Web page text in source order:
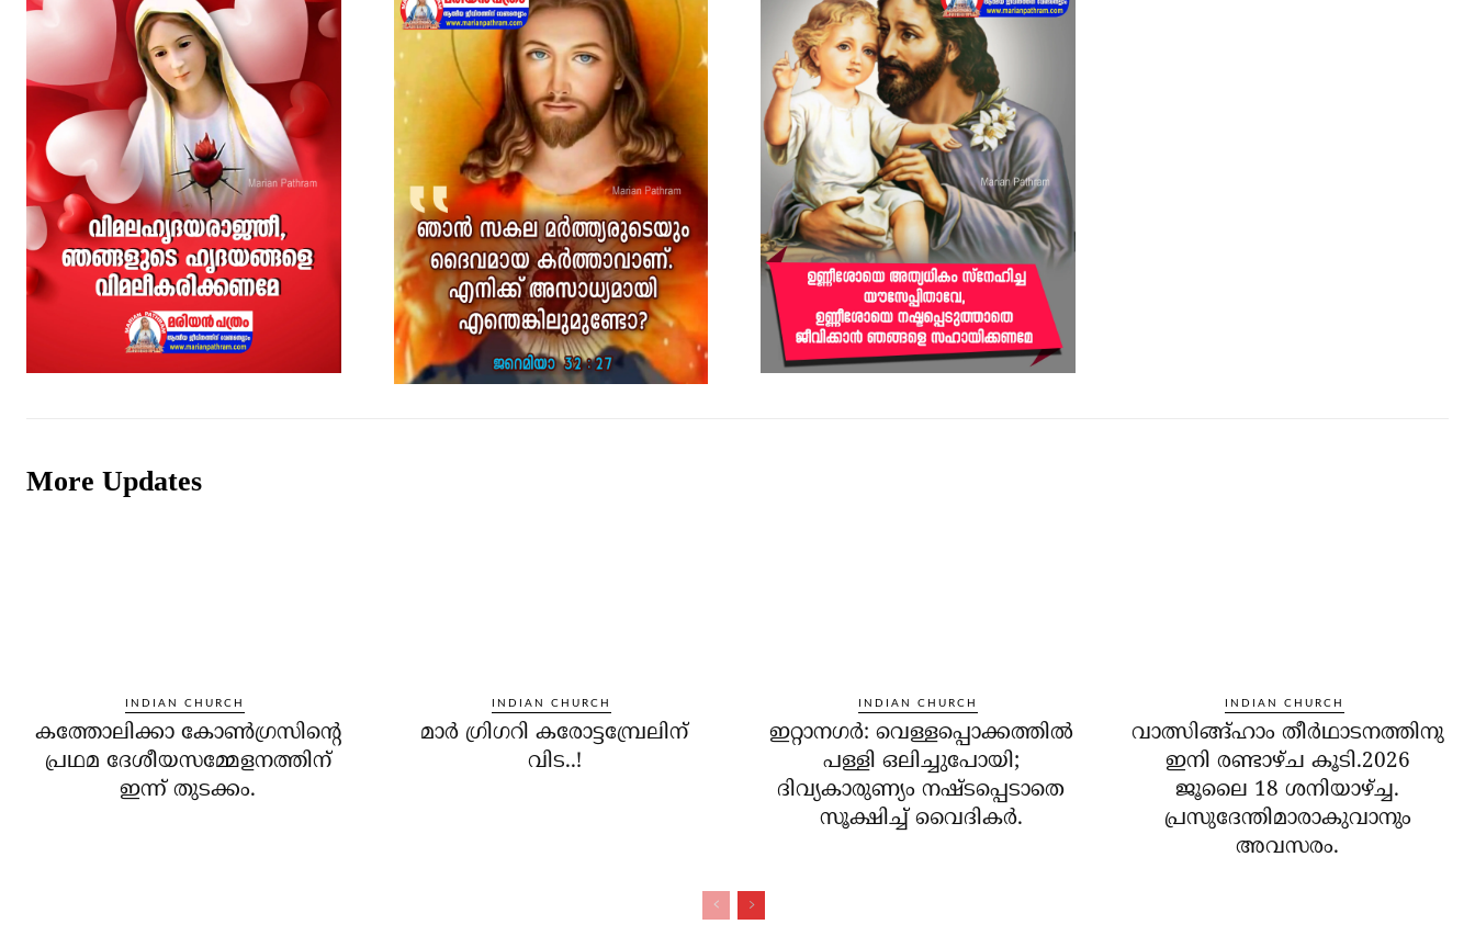
More Updates
INDIAN CHURCH
കത്തോലിക്കാ കോണ്‍ഗ്രസിന്റെ
പ്രഥമ ദേശീയസമ്മേളനത്തിന്
ഇന്ന് തുടക്കം.
INDIAN CHURCH
മാര്‍ ഗ്രിഗറി കരോട്ടമ്പ്രേലിന്
വിട..!
INDIAN CHURCH
ഇറ്റാനഗര്‍: വെള്ളപ്പൊക്കത്തില്‍
പള്ളി ഒലിച്ചുപോയി;
ദിവ്യകാരുണ്യം നഷ്ടപ്പെടാതെ
സൂക്ഷിച്ച് വൈദികര്‍.
INDIAN CHURCH
വാത്സിങ്ങ്ഹാം തീർഥാടനത്തിനു
ഇനി രണ്ടാഴ്ച കൂടി.2026
ജൂലൈ 18 ശനിയാഴ്ച്ച.
പ്രസുദേന്തിമാരാകുവാനും
അവസരം.